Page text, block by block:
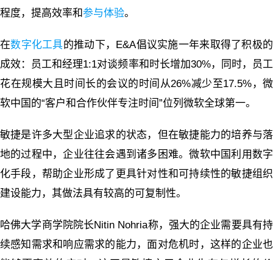
程度，提高效率和参与体验。
在数字化工具的推动下，E&A倡议实施一年来取得了积极的
成效：员工和经理1:1对谈频率和时长增加30%，同时，员工
花在规模大且时间长的会议的时间从26%减少至17.5%，微
软中国的“客户和合作伙伴专注时间”位列微软全球第一。
敏捷是许多大型企业追求的状态，但在敏捷能力的培养与落
地的过程中，企业往往会遇到诸多困难。微软中国利用数字
化手段，帮助企业形成了更具针对性和可持续性的敏捷组织
建设能力，其做法具有较高的可复制性。
哈佛大学商学院院长Nitin Nohria称，强大的企业需要具有持
续感知需求和响应需求的能力，面对危机时，这样的企业也